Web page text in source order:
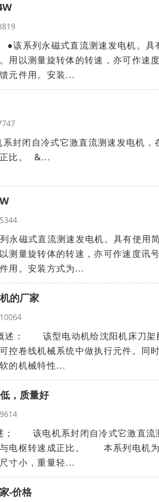
系列永磁式直流测速发电机。具
用以测量旋转体的转速，亦可作速
元件用。安装...
封闭自冷式它激直流测速发电机，
正比。 &...
永磁式直流测速发电机。具有使用
测量旋转体的转速，亦可作速度讯
用。安装方式为...
的厂家
： 该型电动机给沈阳机床刀架
控卷线机械系统中做执行元件。同
的机械特性...
，质量好
该电机系封闭自冷式它激直流
与电枢转速成正比。 本系列电机
寸小，重量轻...
-价格